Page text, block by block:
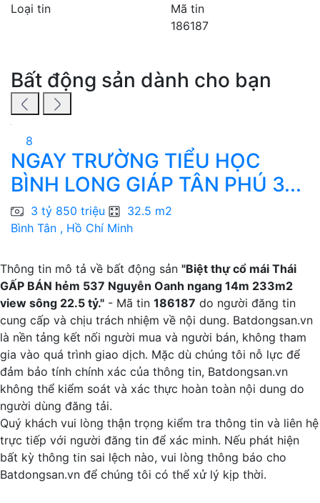
Loại tin
Mã tin
186187
Bất động sản dành cho bạn
8
NGAY TRƯỜNG TIỂU HỌC
BÌNH LONG GIÁP TÂN PHÚ 3...
3 tỷ 850 triệu
32.5 m2
Bình Tân , Hồ Chí Minh
Thông tin mô tả về bất động sản "Biệt thự cổ mái Thái
GẤP BÁN hẻm 537 Nguyễn Oanh ngang 14m 233m2
view sông 22.5 tỷ." - Mã tin 186187 do người đăng tin
cung cấp và chịu trách nhiệm về nội dung. Batdongsan.vn
là nền tảng kết nối người mua và người bán, không tham
gia vào quá trình giao dịch. Mặc dù chúng tôi nỗ lực để
đảm bảo tính chính xác của thông tin, Batdongsan.vn
không thể kiểm soát và xác thực hoàn toàn nội dung do
người dùng đăng tải.
Quý khách vui lòng thận trọng kiểm tra thông tin và liên hệ
trực tiếp với người đăng tin để xác minh. Nếu phát hiện
bất kỳ thông tin sai lệch nào, vui lòng thông báo cho
Batdongsan.vn để chúng tôi có thể xử lý kịp thời.